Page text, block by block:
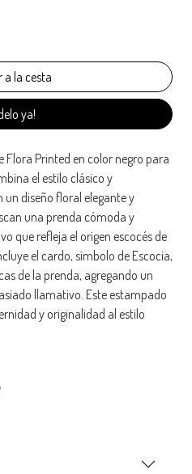
ya!
Flora Printed en color negro para
el estilo clásico y
un diseño floral elegante y
una prenda cómoda y
que refleja el origen escocés de
el cardo, símbolo de Escocia,
de la prenda, agregando un
llamativo. Este estampado
y originalidad al estilo